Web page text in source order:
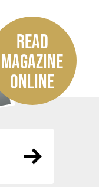
READ
MAGAZINE
ONLINE